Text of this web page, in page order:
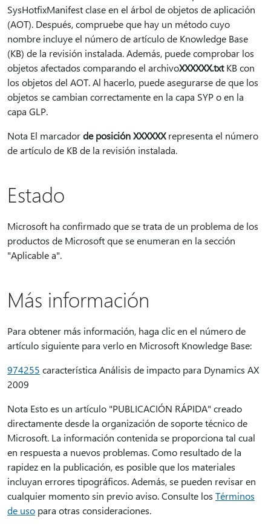
SysHotfixManifest clase en el árbol de objetos de aplicación
(AOT). Después, compruebe que hay un método cuyo
nombre incluye el número de artículo de Knowledge Base
(KB) de la revisión instalada. Además, puede comprobar los
objetos afectados comparando el archivoXXXXXX.txtKB con
los objetos del AOT. Al hacerlo, puede asegurarse de que los
objetos se cambian correctamente en la capa SYP o en la
capa GLP.
Nota El marcadorde posición XXXXXXrepresenta el número
de artículo de KB de la revisión instalada.
Estado
Microsoft ha confirmado que se trata de un problema de los
productos de Microsoft que se enumeran en la sección
"Aplicable a".
Más información
Para obtener más información, haga clic en el número de
artículo siguiente para verlo en Microsoft Knowledge Base:
974255 característica Análisis de impacto para Dynamics AX
2009
Nota Esto es un artículo "PUBLICACIÓN RÁPIDA" creado
directamente desde la organización de soporte técnico de
Microsoft. La información contenida se proporciona tal cual
en respuesta a nuevos problemas. Como resultado de la
rapidez en la publicación, es posible que los materiales
incluyan errores tipográficos. Además, se pueden revisar en
cualquier momento sin previo aviso. Consulte los Términos
de uso para otras consideraciones.